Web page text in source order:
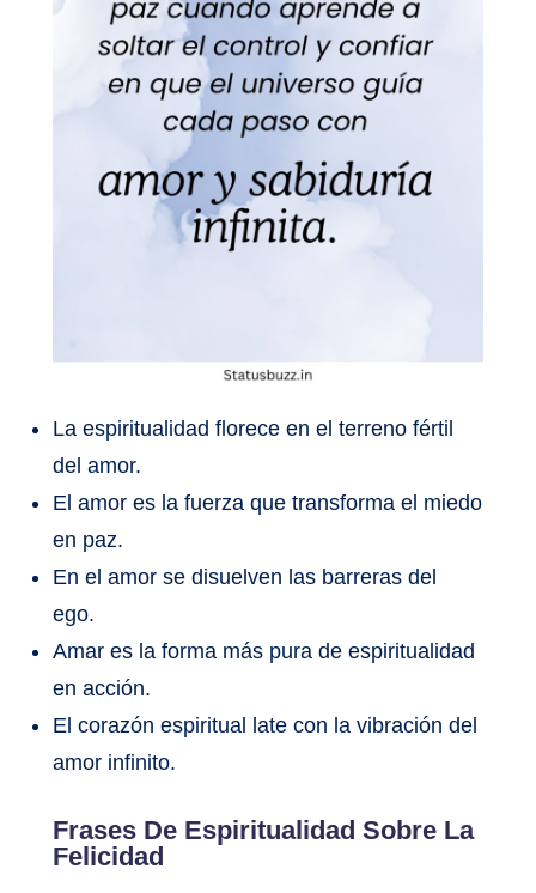
La espiritualidad florece en el terreno fértil
del amor.
El amor es la fuerza que transforma el miedo
en paz.
En el amor se disuelven las barreras del
ego.
Amar es la forma más pura de espiritualidad
en acción.
El corazón espiritual late con la vibración del
amor infinito.
Frases De Espiritualidad Sobre La
Felicidad